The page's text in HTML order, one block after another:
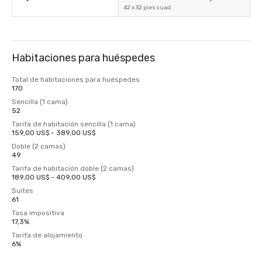
42 x 32 pies cuad.
Habitaciones para huéspedes
Total de habitaciones para huéspedes
170
Sencilla (1 cama)
52
Tarifa de habitación sencilla (1 cama)
159,00 US$ - 389,00 US$
Doble (2 camas)
49
Tarifa de habitación doble (2 camas)
189,00 US$ - 409,00 US$
Suites
61
Tasa impositiva
17,3%
Tarifa de alojamiento
6%